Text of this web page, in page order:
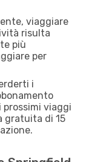
viaggiare
risulta
più
per
i
prossimi viaggi
gratuita di 15